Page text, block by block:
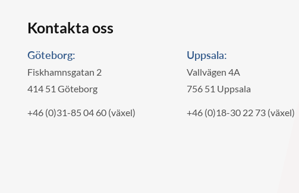
Kontakta oss
Göteborg:
Fiskhamnsgatan 2
414 51 Göteborg
+46 (0)31-85 04 60 (växel)
Uppsala:
Vallvägen 4A
756 51 Uppsala
+46 (0)18-30 22 73 (växel)